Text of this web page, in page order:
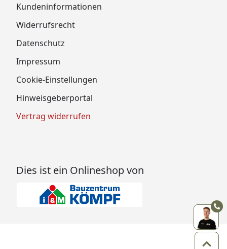
Kundeninformationen
Widerrufsrecht
Datenschutz
Impressum
Cookie-Einstellungen
Hinweisgeberportal
Vertrag widerrufen
Dies ist ein Onlineshop von